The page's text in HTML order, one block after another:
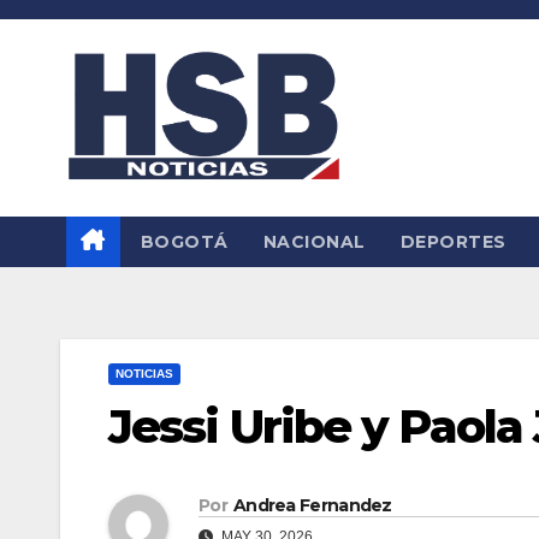
Saltar
BOGOTÁ NACIONAL DEPORTES
NOTICIAS
Jessi Uribe y
Por Andrea Fernandez